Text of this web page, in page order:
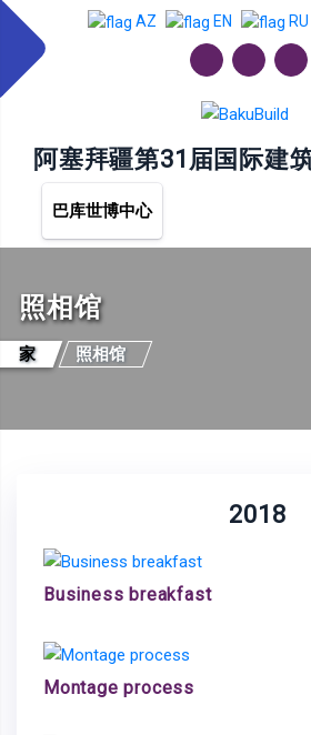
AZ EN RU
阿塞拜疆第31届国际建
巴库世博中心
照相馆
家 照相馆
2018
Business breakfast
Montage process